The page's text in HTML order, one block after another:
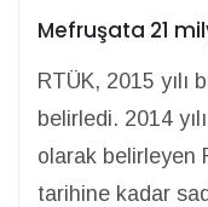
Mefruşata 21
RTÜK, 2015 yılı
belirledi. 2014
olarak belirleyen
tarihine kadar